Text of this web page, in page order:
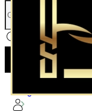
Pagrindinis